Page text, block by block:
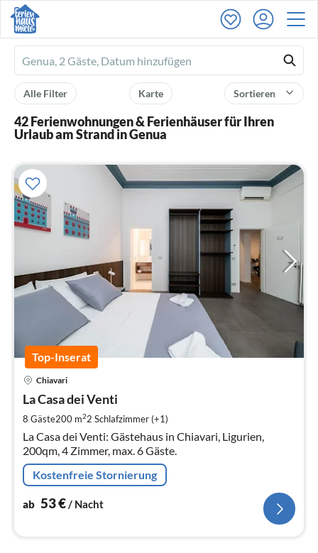
Ferienhausmiete
logo
Sortieren
Karte
Alle Filter
42 Ferienwohnungen & Ferienhäuser für Ihren
Urlaub am Strand in Genua
Top-Inserat
Chiavari
La Casa dei Venti
8 Gäste200 m22 Schlafzimmer (+1)
La Casa dei Venti: Gästehaus in Chiavari, Ligurien,
200qm, 4 Zimmer, max. 6 Gäste.
Kostenfreie Stornierung
ab 53€/ Nacht